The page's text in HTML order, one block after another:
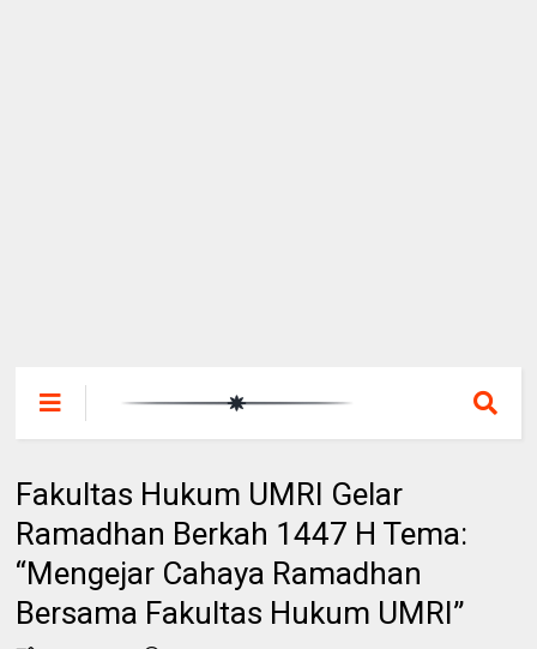
Fakultas Hukum UMRI Gelar
Ramadhan Berkah 1447 H Tema:
“Mengejar Cahaya Ramadhan
Bersama Fakultas Hukum UMRI”